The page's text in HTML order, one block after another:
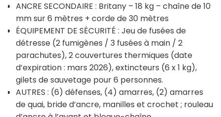
ANCRE SECONDAIRE : Britany – 18 kg – chaîne de 10
mm sur 6 mètres + corde de 30 mètres
ÉQUIPEMENT DE SÉCURITÉ : Jeu de fusées de
détresse (2 fumigènes / 3 fusées à main / 2
parachutes), 2 couvertures thermiques (date
d’expiration : mars 2026), extincteurs (6 x 1 kg),
gilets de sauvetage pour 6 personnes.
AUTRES : (6) défenses, (4) amarres, (2) amarres
de quai, bride d’ancre, manilles et crochet ; rouleau